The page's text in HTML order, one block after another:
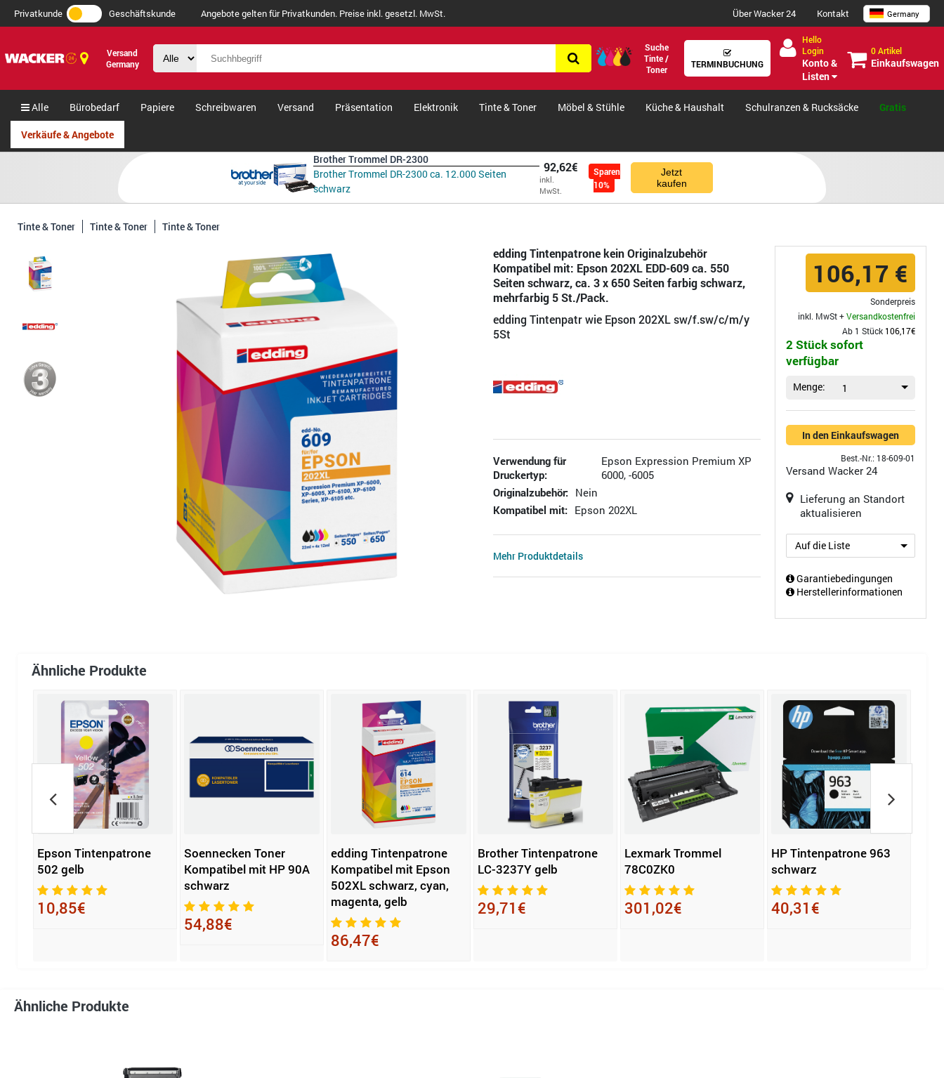
Privatkunde Geschäftskunde Angebote gelten für Privatkunden. Preise inkl. gesetzl. MwSt. Über Wacker 24 Kontakt Germany
Versand
Germany
Suche
Tinte /
Toner
TERMINBUCHUNG
Hello
Login
Konto &
Listen
0 Artikel
Einkaufswagen
Alle Bürobedarf Papiere Schreibwaren Versand Präsentation Elektronik Tinte & Toner Möbel & Stühle Küche & Haushalt Schulranzen & Rucksäcke Gratis
Verkäufe & Angebote
Brother Trommel DR-2300
Brother Trommel DR-2300 ca. 12.000 Seiten
schwarz
92,62€
inkl.
MwSt.
Sparen
10%
Jetzt
kaufen
Tinte & Toner Tinte & Toner Tinte & Toner
edding Tintenpatrone kein Originalzubehör
Kompatibel mit: Epson 202XL EDD-609 ca. 550
Seiten schwarz, ca. 3 x 650 Seiten farbig schwarz,
mehrfarbig 5 St./Pack.
edding Tintenpatr wie Epson 202XL sw/f.sw/c/m/y
5St
Verwendung für
Druckertyp:
Epson Expression Premium XP
6000, -6005
Originalzubehör: Nein
Kompatibel mit: Epson 202XL
Mehr Produktdetails
106,17 €
Sonderpreis
inkl. MwSt +Versandkostenfrei
Ab 1 Stück 106,17€
2 Stück sofort
verfügbar
Menge: 1
In den Einkaufswagen
Best.-Nr.: 18-609-01
Versand Wacker 24
Lieferung an Standort
aktualisieren
Auf die Liste
Garantiebedingungen
Herstellerinformationen
Ähnliche Produkte
Epson Tintenpatrone
502 gelb
10,85€
Soennecken Toner
Kompatibel mit HP 90A
schwarz
54,88€
edding Tintenpatrone
Kompatibel mit Epson
502XL schwarz, cyan,
magenta, gelb
86,47€
Brother Tintenpatrone
LC-3237Y gelb
29,71€
Lexmark Trommel
78C0ZK0
301,02€
HP Tintenpatrone 963
schwarz
40,31€
Ähnliche Produkte